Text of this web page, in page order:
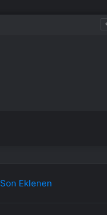
Son Eklenen